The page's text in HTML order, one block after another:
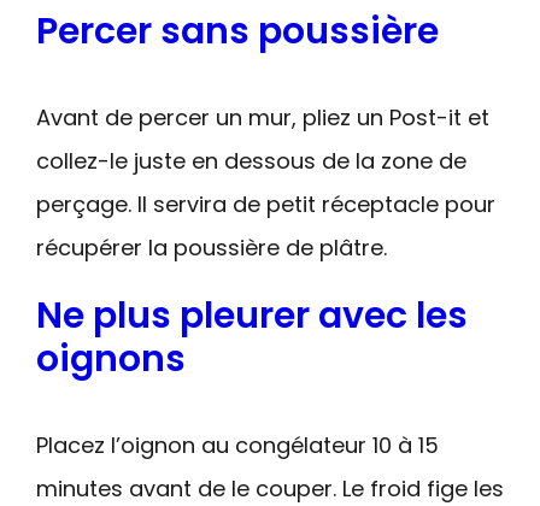
Percer sans poussière
Avant de percer un mur, pliez un Post-it et
collez-le juste en dessous de la zone de
perçage. Il servira de petit réceptacle pour
récupérer la poussière de plâtre.
Ne plus pleurer avec les
oignons
Placez l’oignon au congélateur 10 à 15
minutes avant de le couper. Le froid fige les